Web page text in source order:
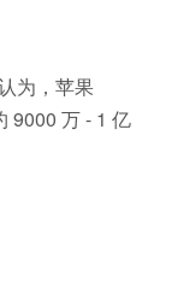
为，苹果
9000 万 - 1 亿